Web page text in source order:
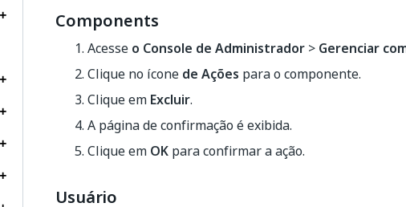
Components
Acesse o Console de Administrador > Gerenciar
Clique no ícone de Ações para o componente.
Clique em Excluir.
A página de confirmação é exibida.
Clique em OK para confirmar a ação.
Usuário